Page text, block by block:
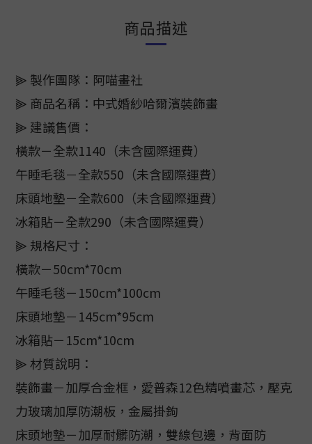
商品描述
⫸ 製作團隊：阿喵畫社
⫸ 商品名稱：中式婚紗哈爾濱裝飾畫
⫸ 建議售價：
橫款－全款1140（未含國際運費）
午睡毛毯－全款550（未含國際運費）
床頭地墊－全款600（未含國際運費）
冰箱貼－全款290（未含國際運費）
⫸ 規格尺寸：
橫款－50cm*70cm
午睡毛毯－150cm*100cm
床頭地墊－145cm*95cm
冰箱貼－15cm*10cm
⫸ 材質說明：
裝飾畫－加厚合金框，愛普森12色精噴畫芯，壓克
力玻璃加厚防潮板，金屬掛鉤
床頭地墊－加厚耐髒防潮，雙線包邊，背面防